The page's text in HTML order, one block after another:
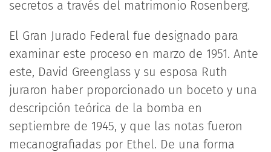
secretos a través del matrimonio Rosenberg.
El Gran Jurado Federal fue designado para
examinar este proceso en marzo de 1951. Ante
este, David Greenglass y su esposa Ruth
juraron haber proporcionado un boceto y una
descripción teórica de la bomba en
septiembre de 1945, y que las notas fueron
mecanografiadas por Ethel. De una forma